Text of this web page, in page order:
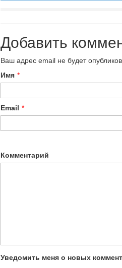
Добавить
Ваш адрес email не будет
Имя *
Email *
Комментарий
Уведомить меня о новых